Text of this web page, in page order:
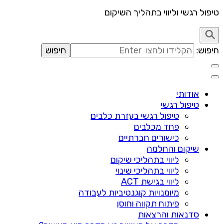
טיפול רגשי וליווי בתהליך השיקום
חיפוש:
אודותי
טיפול רגשי
טיפול רגשי בעזרת כלבים
פחד מכלבים
כישורים חברתיים
שיקום והחלמה
ליווי בתהליכי שיקום
ליווי בתהליכי שינוי
ליווי בגישת ACT
מיומנויות קוגנטיביות לעבודה
פיתוח תקווה וחוסן
סדנאות והרצאות